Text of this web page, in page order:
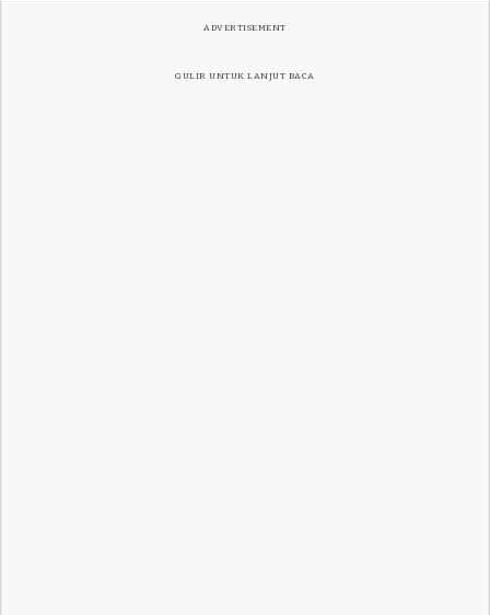
ADVERTISEMENT
GULIR UNTUK LANJUT BACA